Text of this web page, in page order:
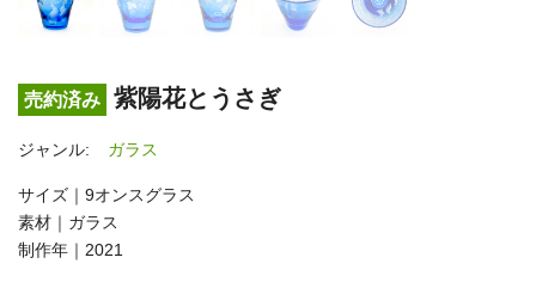
売約済み 紫陽花とうさぎ
ジャンル: ガラス
サイズ｜9オンスグラス
素材｜ガラス
制作年｜2021